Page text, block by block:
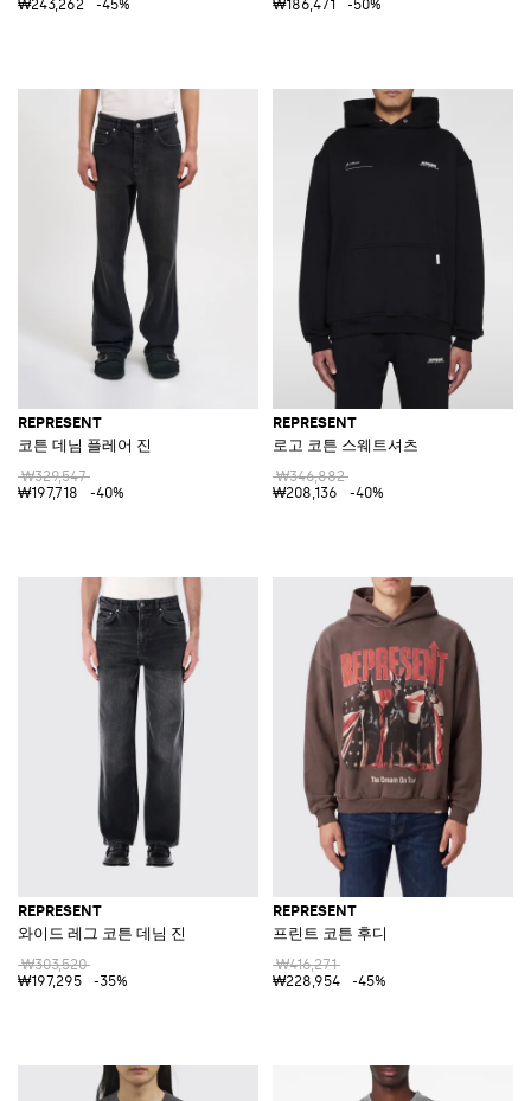
₩243,262
-45%
₩186,471
-50%
REPRESENT
코튼 데님 플레어 진
₩329,547
₩197,718
-40%
REPRESENT
로고 코튼 스웨트셔츠
₩346,882
₩208,136
-40%
REPRESENT
와이드 레그 코튼 데님 진
₩303,520
₩197,295
-35%
REPRESENT
프린트 코튼 후디
₩416,271
₩228,954
-45%